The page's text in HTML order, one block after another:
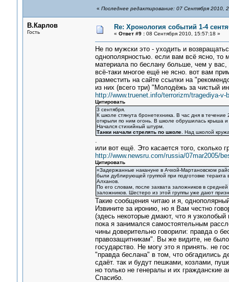
« Последнее редактирование: 07 Сентября 2010,
В.Карлов
Гость
Re: Хронология событий 1-4
« Ответ #9 :08 Сентября 2010, 15:57:18 »
Не по мужски это - уходить и
однополярностью. если вам всё ясно, то
материала по беслану больше, чем у
всё-таки многое ещё не ясно. вот вам
разместить на сайте ссылки на
из них (всего три) "Молодёжь за чистый
http://www.truenet.info/terrorizm/tragediya-
Цитировать
3 сентября.
К школе стянута бронетехника. В час дня в
открыли по ним огонь. В школе обрушилась крыша
Начался стихийный штурм.
Танки начали стрелять по школе. Над школой
.
или вот ещё. Это касается того, сколько
http://www.newsru.com/russia/07mar2005/
Цитировать
«Задержанные накануне в Ачхой-Мартановском
были дублирующей группой при подготовке
Алханов.
По его словам, после захвата заложников в
заложников. Шестеро из этой группы уже дают
Такие сообщения читаю и я,
Извините за иронию, но я Вам честно
(здесь некоторые дмают, что я
пока я занимался самостоятельным
чины доверительно говорили: правда о
правозащитникам". Вы же видите, не
государство. Не могу это я принять. не
"правда беслана" в том, что обгадились
сдаёт. так и будут пешками, козлами,
но только не генералы и их гражданские
Спасибо.